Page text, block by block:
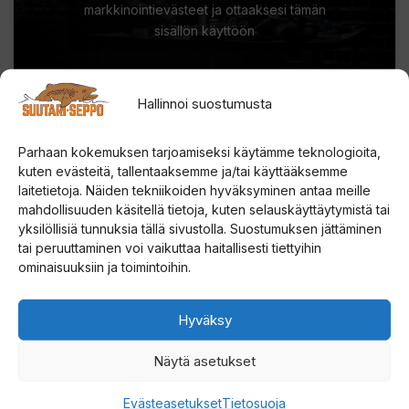
Hallinnoi suostumusta
Parhaan kokemuksen tarjoamiseksi käytämme teknologioita,
kuten evästeitä, tallentaaksemme ja/tai käyttääksemme
laitetietoja. Näiden tekniikoiden hyväksyminen antaa meille
mahdollisuuden käsitellä tietoja, kuten selauskäyttäytymistä tai
yksilöllisiä tunnuksia tällä sivustolla. Suostumuksen jättäminen
tai peruuttaminen voi vaikuttaa haitallisesti tiettyihin
ominaisuuksiin ja toimintoihin.
Hyväksy
Näytä asetukset
EvästeasetuksetTietosuoja
markkinointievästeet ja ottaaksesi tämän
sisällön käyttöön
Tutustu myös
Tällä